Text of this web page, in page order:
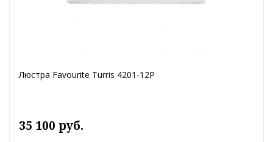
Люстра Favourite Turris 4201-12P
35 100 руб.